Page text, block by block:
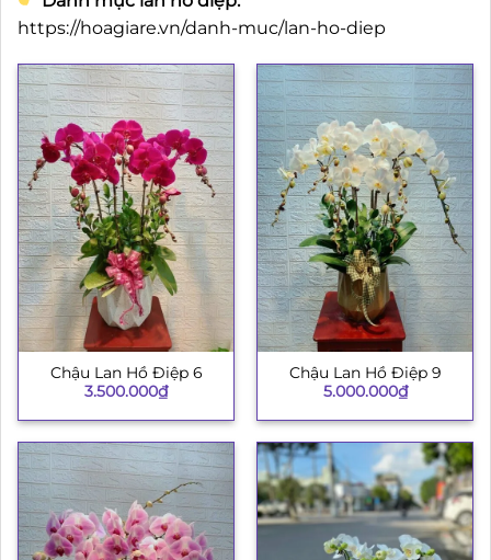
https://hoagiare.vn/danh-muc/lan-ho-diep
Chậu Lan Hồ Điệp 6
3.500.000₫
Chậu Lan Hồ Điệp 9
5.000.000₫